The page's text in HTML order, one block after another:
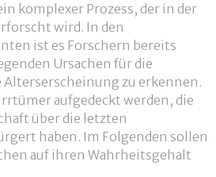
komplexer Prozess, der in der
wird. In den
ist es Forschern bereits
Ursachen für die
Alterserscheinung zu erkennen.
aufgedeckt werden, die
über die letzten
haben. Im Folgenden sollen
auf ihren Wahrheitsgehalt